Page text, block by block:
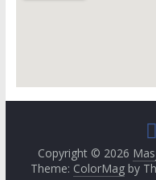
Copyright © 2026
Theme: ColorMagby